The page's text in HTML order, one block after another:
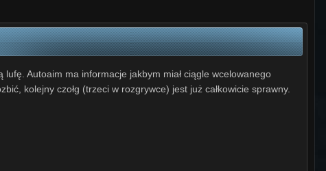
Autoaim ma informacje jakbym miał ciągle wcelowanego
kolejny czołg (trzeci w rozgrywce) jest już całkowicie sprawny.